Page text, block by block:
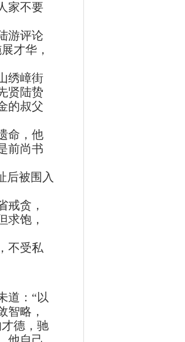
家不要
游评论
才华，
绣嶂街
贤陆贽
的叔父
命，他
前尚书
后被围入
贪，
求饱，
不受私
道：“以
智略，
德，驰